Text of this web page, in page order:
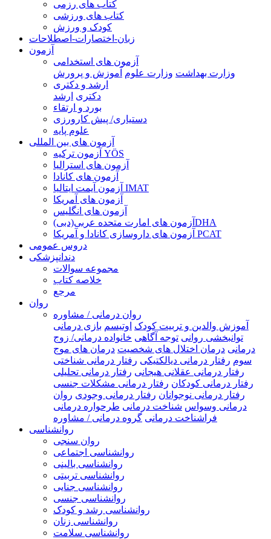
کتاب های رزمی
کتاب های ورزشی
کودک و ورزش
زبان-اختصارات-اصطلاحات
آزمون
آزمون های استخدامی
وزارت بهداشت وزارت علوم آموزش و پرورش
ارشد و دکتری
دکتری ارشد
بورد و ارتقاء
دستیاری/ پیش کارورزی
علوم پایه
آزمون های بین المللی
آزمون تركيه YÖS
آزمون های استرالیا
آزمون های کانادا
آزمون آیمت ایتالیا IMAT
آزمون های آمریکا
آزمون های انگلیس
آزمون های امارت متحده عربی(دبی)DHA
آزمون های داروسازی کانادا و آمریکا PCAT
دروس عمومی
دندانپزشکی
مجموعه سوالات
خلاصه کتاب
مرجع
روان
روان درمانی / مشاوره
آموزش والدین و تربیت کودک اوتیسم بازی درمانی
توانبخشی روانی توجه آگاهی خانواده درمانی/ زوج
درمانی درمان اختلال های شخصیت درمان های موج
سوم رفتار درمانی دیالکتیکی رفتار درمانی شناختی
رفتار درمانی عقلانی هیجانی رفتار درمانی تحلیلی
رفتار درمانی کودکان رفتار درمانی مشکلات جنسی
رفتار درمانی نوجوانان رفتار درمانی وجودی روان
درمانی وسواس شناخت درمانی طرحواره درمانی
فراشناخت درمانی گروه درمانی / مشاوره
روانشناسی
روان سنجی
روانشناسی اجتماعی
روانشناسی بالینی
روانشناسی تربیتی
روانشناسی جنایی
روانشناسی جنسی
روانشناسی رشد و کودک
روانشناسی زنان
روانشناسی سلامت